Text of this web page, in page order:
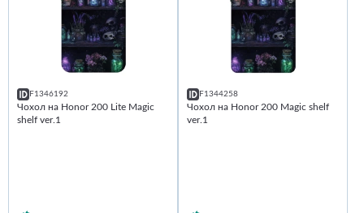
F1346192
Чохол на Honor 200 Lite Magic
shelf ver.1
F1344258
Чохол на Honor 200 Magic shelf
ver.1